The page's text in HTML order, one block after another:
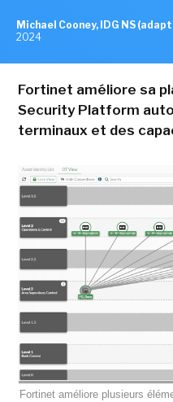
Michael Cooney, IDG NS
2024
Fortinet améliore sa
Security Platform
terminaux et des
Fortinet améliore plusieurs